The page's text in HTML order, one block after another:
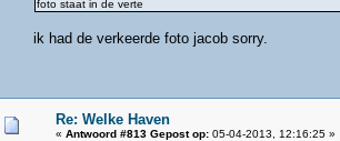
foto staat in de verte
ik had de verkeerde foto jacob sorry.
Re: Welke Haven
« Antwoord #813 Gepost op:05-04-2013, 12:16:25 »